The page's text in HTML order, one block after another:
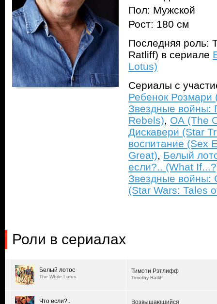
Пол: Мужской
Рост: 180 см
Последняя роль:
Ratliff) в сериале
Lotus)
Сериалы с
Ребенок Розмари
Звездные войны:
Rebels), ОА (The
Дискавери (Star
воспитание (Sex
Great), Белый
если?.. (What
Звездные войны:
(Star Wars: Tales
Роли в сериалах
Белый лотос
The White Lotus
Тимоти Рэтлифф
Timothy Ratliff
Что если?.. Возвышающийся